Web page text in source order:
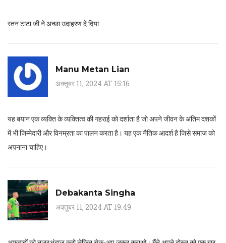
रतन टाटा जी ने अच्छा उदाहरण दे दिया
Manu Metan Lian
अक्तूबर 11, 2024 AT 15:16
यह बयान एक व्यक्ति के व्यक्तित्व की गहराई को दर्शाता है जो अपने जीवन के अंतिम दशकों
में भी जिम्मेदारी और विनम्रता का पालन करता है। यह एक नैतिक आदर्श है जिसे समाज को
अपनाना चाहिए।
Debakanta Singha
अक्तूबर 11, 2024 AT 19:49